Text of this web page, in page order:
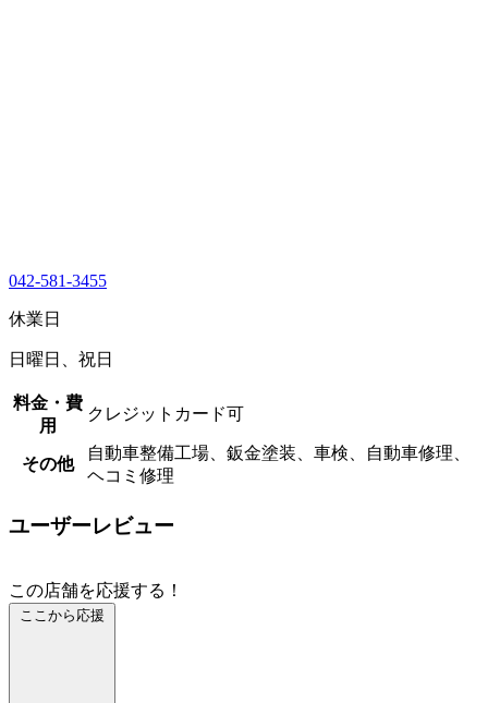
042-581-3455
休業日
日曜日、祝日
料金・費
用
クレジットカード可
その他
自動車整備工場、鈑金塗装、車検、自動車修理、
ヘコミ修理
ユーザーレビュー
この店舗を応援する！
ここから応援